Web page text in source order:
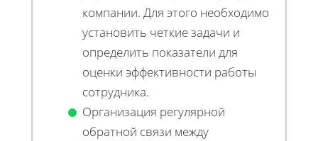
компании. Для этого необходимо
установить четкие задачи и
определить показатели для
оценки эффективности работы
сотрудника.
Организация регулярной
обратной связи между